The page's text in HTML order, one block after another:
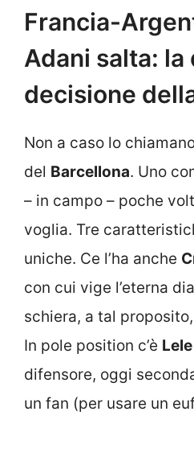
Francia-
Adani salta: la
decisione
Non a caso lo
del Barcellona. Uno
– in campo – poche
voglia. Tre
uniche. Ce l’ha anche
con cui vige l’eterna
schiera, a tal
In pole position c’è Lele
difensore, oggi
un fan (per usare un